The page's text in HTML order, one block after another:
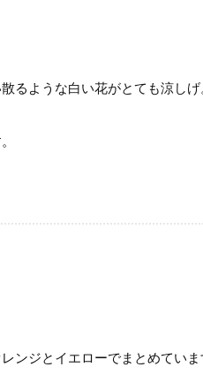
るような白い花がとても涼しげ
ンジとイエローでまとめていま